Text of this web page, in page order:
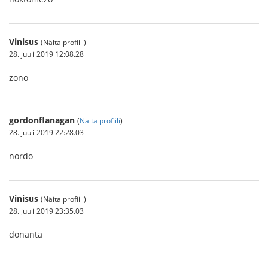
Vinisus (Näita profiili)
28. juuli 2019 12:08.28
zono
gordonflanagan (Näita profiili)
28. juuli 2019 22:28.03
nordo
Vinisus (Näita profiili)
28. juuli 2019 23:35.03
donanta